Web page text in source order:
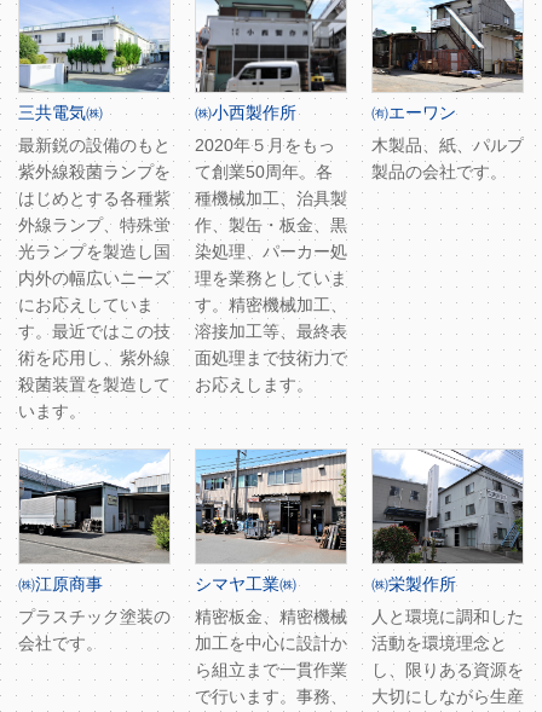
三共電気㈱
最新鋭の設備のもと
紫外線殺菌ランプを
はじめとする各種紫
外線ランプ、特殊蛍
光ランプを製造し国
内外の幅広いニーズ
にお応えしていま
す。最近ではこの技
術を応用し、紫外線
殺菌装置を製造して
います。
㈱小西製作所
2020年５月をもっ
て創業50周年。各
種機械加工、治具製
作、製缶・板金、黒
染処理、パーカー処
理を業務としていま
す。精密機械加工、
溶接加工等、最終表
面処理まで技術力で
お応えします。
㈲エーワン
木製品、紙、パルプ
製品の会社です。
㈱江原商事
プラスチック塗装の
会社です。
シマヤ工業㈱
精密板金、精密機械
加工を中心に設計か
ら組立まで一貫作業
で行います。事務、
㈱栄製作所
人と環境に調和した
活動を環境理念と
し、限りある資源を
大切にしながら生産